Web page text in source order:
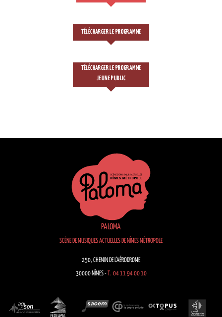
TÉLÉCHARGER LE PROGRAMME
TÉLÉCHARGER LE PROGRAMME
JEUNE PUBLIC
PALOMA
SCÈNE DE MUSIQUES ACTUELLES DE NÎMES MÉTROPOLE
250, CHEMIN DE L’AÉRODROME
30000 NÎMES - T. 04 11 94 00 10